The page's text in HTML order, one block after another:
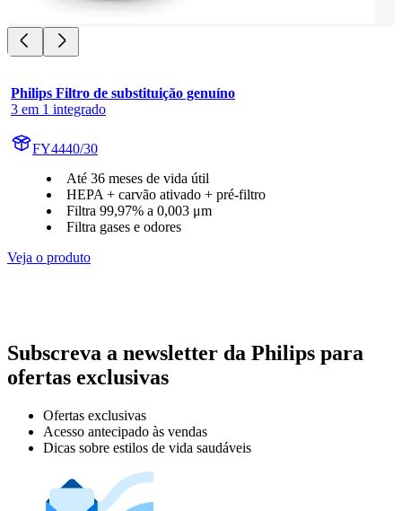
Philips Filtro de substituição genuíno
3 em 1 integrado
FY4440/30
Até 36 meses de vida útil
HEPA + carvão ativado + pré-filtro
Filtra 99,97% a 0,003 μm
Filtra gases e odores
Veja o produto
Subscreva a newsletter da Philips para
ofertas exclusivas
Ofertas exclusivas
Acesso antecipado às vendas
Dicas sobre estilos de vida saudáveis